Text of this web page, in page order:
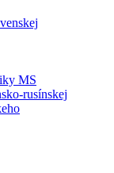
MS
rusínskej